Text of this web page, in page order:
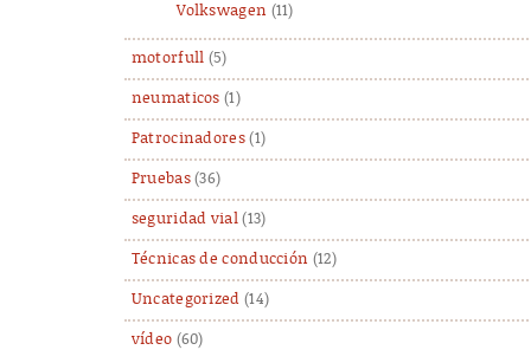
Volkswagen (11)
motorfull (5)
neumaticos (1)
Patrocinadores(1)
Pruebas(36)
seguridad vial(13)
Técnicas de conducción (12)
Uncategorized (14)
vídeo (60)